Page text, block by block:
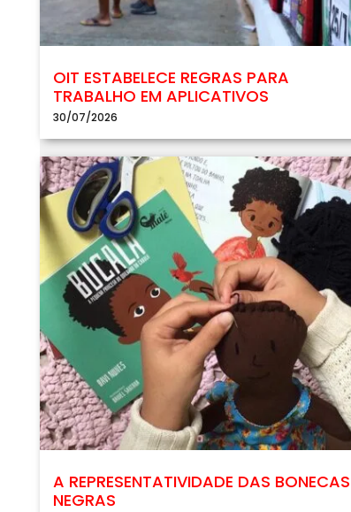
OIT ESTABELECE REGRAS PARA
TRABALHO EM APLICATIVOS
30/07/2026
A REPRESENTATIVIDADE DAS BONECAS
NEGRAS